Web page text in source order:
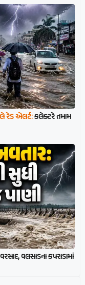
રેડ એલર્ટ:કલેક્ટરે તમામ
વલસાડના કપરાડામાં